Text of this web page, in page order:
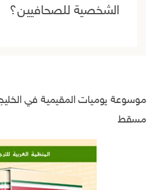
الشخصية للصحافيين؟
موسوعة يوميات المقيمية في
مسقط